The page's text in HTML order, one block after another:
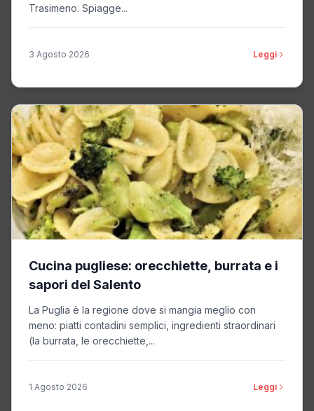
Trasimeno. Spiagge...
3 Agosto 2026 Leggi
Cucina pugliese: orecchiette, burrata e i
sapori del Salento
La Puglia è la regione dove si mangia meglio con
meno: piatti contadini semplici, ingredienti straordinari
(la burrata, le orecchiette,...
1 Agosto 2026 Leggi